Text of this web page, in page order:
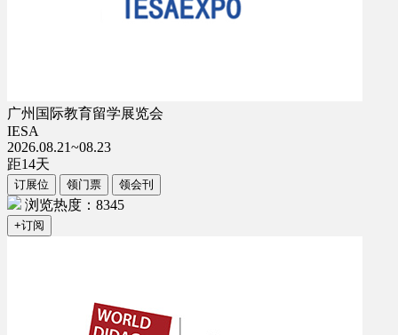
广州国际教育留学展览会
IESA
2026.08.21~08.23
距14天
订展位 领门票 领会刊
浏览热度：8345
+订阅